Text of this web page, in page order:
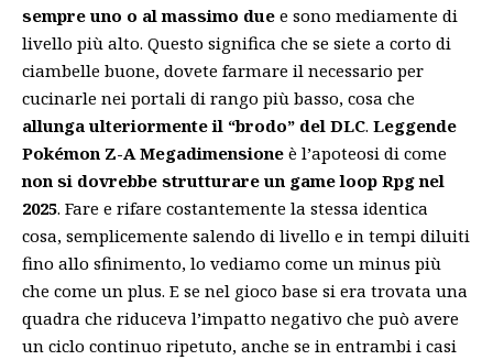
sempre uno o al massimo due e sono mediamente di
livello più alto. Questo significa che se siete a corto di
ciambelle buone, dovete farmare il necessario per
cucinarle nei portali di rango più basso, cosa che
allunga ulteriormente il “brodo” del DLC. Leggende
Pokémon Z-A Megadimensione è l’apoteosi di come
non si dovrebbe strutturare un game loop Rpg nel
2025. Fare e rifare costantemente la stessa identica
cosa, semplicemente salendo di livello e in tempi diluiti
fino allo sfinimento, lo vediamo come un minus più
che come un plus. E se nel gioco base si era trovata una
quadra che riduceva l’impatto negativo che può avere
un ciclo continuo ripetuto, anche se in entrambi i casi